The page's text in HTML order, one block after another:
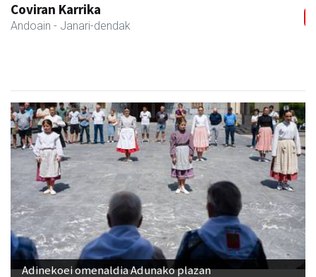
Azkain motoak
Andoain - Motor dendak
Adinekoei omenaldia Adunako plazan